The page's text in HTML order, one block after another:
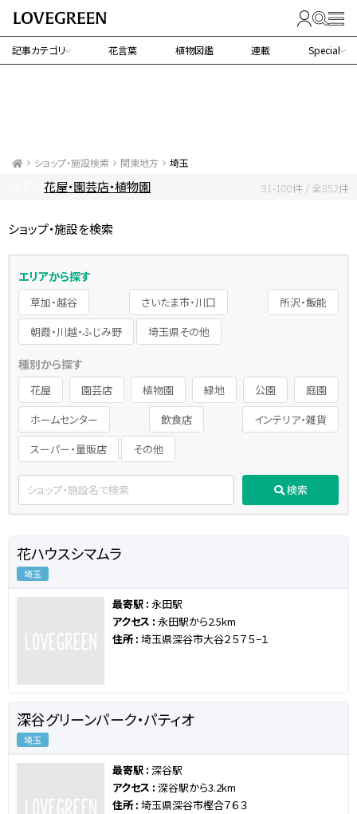
記事カテゴリ 花言葉 植物図鑑 連載 Special
ショップ・施設検索 関東地方
埼玉
花屋・園芸店・植物園 91-100件 / 全852件
ショップ・施設を検索
エリアから探す
草加・越谷 さいたま市・川口
所沢・飯能
朝霞・川越・ふじみ野
埼玉県その他
種別から探す
花屋 園芸店 植物園 緑地 公園
庭園
ホームセンター
飲食店
インテリア・雑貨
スーパー・量販店
その他
検索
花ハウスシマムラ
埼玉
最寄駅 : 永田駅
アクセス : 永田駅から2.5km
住所 : 埼玉県深谷市大谷２５７５−１
深谷グリーンパーク・パティオ
埼玉
最寄駅 : 深谷駅
アクセス : 深谷駅から3.2km
住所 : 埼玉県深谷市樫合７６３